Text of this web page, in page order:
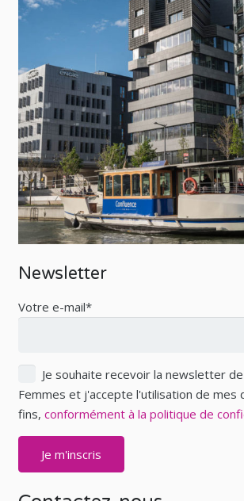
Newsletter
Votre e-mail*
Je souhaite recevoir la newsletter de
Femmes et j'accepte l'utilisation de mes
fins, conformément à la politique de